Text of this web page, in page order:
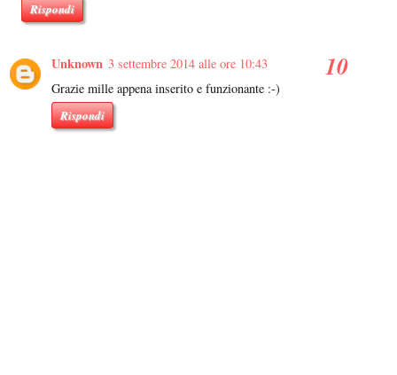
Rispondi
Unknown 3 settembre 2014 alle ore 10:43
Grazie mille appena inserito e funzionante :-)
Rispondi